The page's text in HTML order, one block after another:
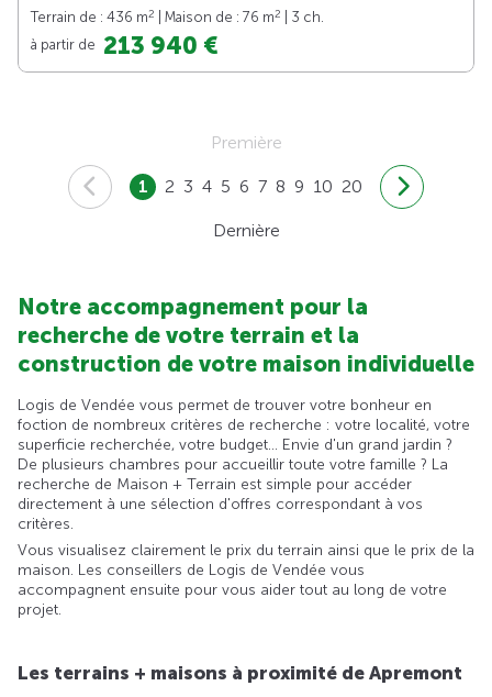
Terrain de : 436 m2 | Maison de : 76 m2
| 3 ch.
à partir de 213 940 €
Première
1 2 3 4 5 6 7 8 9 10 20
Dernière
Notre accompagnement pour la
recherche de votre terrain et la
construction de votre maison individuelle
Logis de Vendée vous permet de trouver votre bonheur en
foction de nombreux critères de recherche : votre localité, votre
superficie recherchée, votre budget... Envie d'un grand jardin ?
De plusieurs chambres pour accueillir toute votre famille ? La
recherche de Maison + Terrain est simple pour accéder
directement à une sélection d'offres correspondant à vos
critères.
Vous visualisez clairement le prix du terrain ainsi que le prix de la
maison. Les conseillers de Logis de Vendée vous
accompagnent ensuite pour vous aider tout au long de votre
projet.
Les terrains + maisons à proximité de Apremont